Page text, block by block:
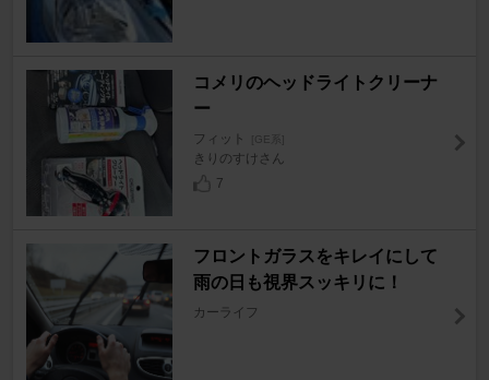
コメリのヘッドライトクリーナ
ー
フィット [GE系]
きりのすけさん
7
フロントガラスをキレイにして
雨の日も視界スッキリに！
カーライフ